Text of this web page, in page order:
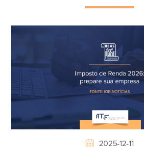
2025-12-11